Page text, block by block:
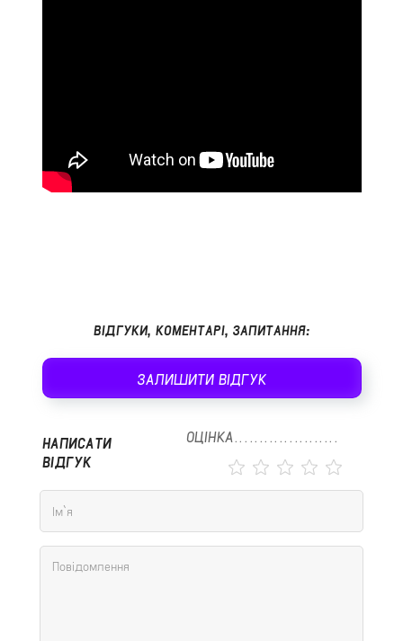
ВІДГУКИ, КОМЕНТАРІ, ЗАПИТАННЯ:
ЗАЛИШИТИ ВІДГУК
НАПИСАТИ
ВІДГУК
ОЦІНКА